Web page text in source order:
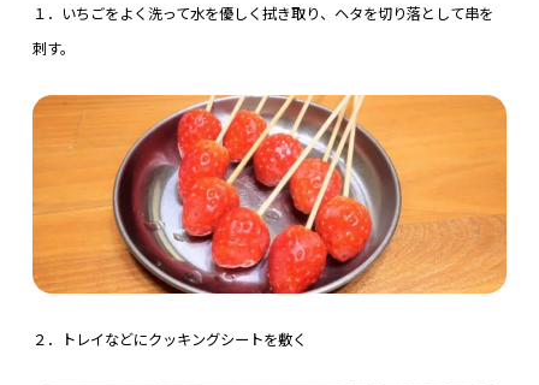
１．いちごをよく洗って水を優しく拭き取り、ヘタを切り落として串を
刺す。
２．トレイなどにクッキングシートを敷く